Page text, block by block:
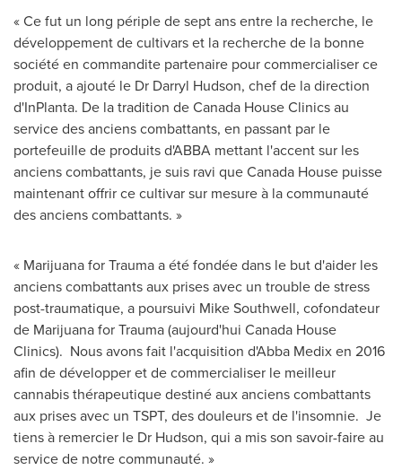
« Ce fut un long périple de sept ans entre la recherche, le
développement de cultivars et la recherche de la bonne
société en commandite partenaire pour commercialiser ce
produit, a ajouté le Dr Darryl Hudson, chef de la direction
d'InPlanta. De la tradition de Canada House Clinics au
service des anciens combattants, en passant par le
portefeuille de produits d'ABBA mettant l'accent sur les
anciens combattants, je suis ravi que Canada House puisse
maintenant offrir ce cultivar sur mesure à la communauté
des anciens combattants. »
« Marijuana for Trauma a été fondée dans le but d'aider les
anciens combattants aux prises avec un trouble de stress
post-traumatique, a poursuivi Mike Southwell, cofondateur
de Marijuana for Trauma (aujourd'hui Canada House
Clinics). Nous avons fait l'acquisition d'Abba Medix en 2016
afin de développer et de commercialiser le meilleur
cannabis thérapeutique destiné aux anciens combattants
aux prises avec un TSPT, des douleurs et de l'insomnie. Je
tiens à remercier le Dr Hudson, qui a mis son savoir-faire au
service de notre communauté. »